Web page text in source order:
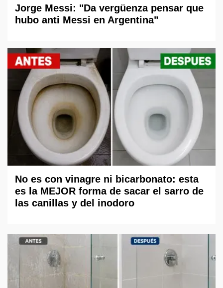
Jorge Messi: "Da vergüenza pensar que
hubo anti Messi en Argentina"
No es con vinagre ni bicarbonato: esta
es la MEJOR forma de sacar el sarro de
las canillas y del inodoro